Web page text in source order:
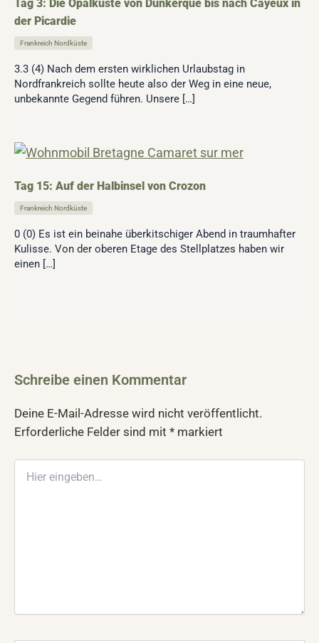
Tag 3: Die Opalküste von Dunkerque bis nach Cayeux in
der Picardie
Frankreich Nordküste
3.3 (4) Nach dem ersten wirklichen Urlaubstag in
Nordfrankreich sollte heute also der Weg in eine neue,
unbekannte Gegend führen. Unsere […]
Tag 15: Auf der Halbinsel von Crozon
Frankreich Nordküste
0 (0) Es ist ein beinahe überkitschiger Abend in traumhafter
Kulisse. Von der oberen Etage des Stellplatzes haben wir
einen […]
Schreibe einen Kommentar
Deine E-Mail-Adresse wird nicht veröffentlicht.
Erforderliche Felder sind mit * markiert
eingeben…